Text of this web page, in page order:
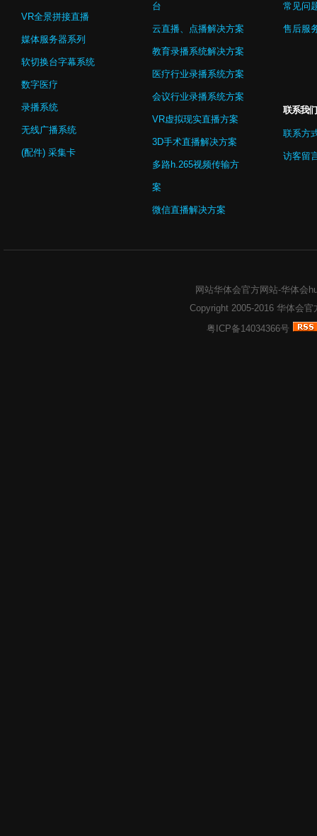
VR全景拼接直播
媒体服务器系列
软切换台字幕系统
数字医疗
录播系统
无线广播系统
(配件) 采集卡
台
云直播、点播解决方案
教育录播系统解决方案
医疗行业录播系统方案
会议行业录播系统方案
VR虚拟现实直播方案
3D手术直播解决方案
多路h.265视频传输方
案
微信直播解决方案
常见问
售后服
联系我们
联系方
访客留
网站华体会官方网站-华体会
Copyright 2005-2016 华体会官
粤ICP备14034366号